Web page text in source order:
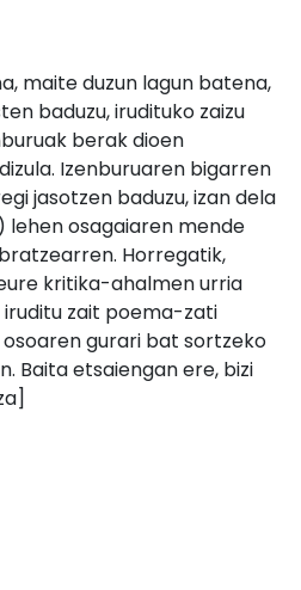
maite duzun lagun batena,
baduzu, irudituko zaizu
berak dioen
Izenburuaren bigarren
jasotzen baduzu, izan dela
osagaiaren mende
Horregatik,
kritika-ahalmen urria
zait poema-zati
gurari bat sortzeko
Baita etsaiengan ere, bizi